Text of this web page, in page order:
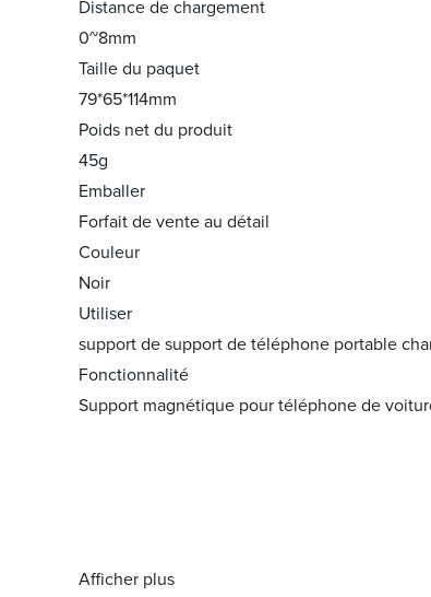
Distance de chargement
0~8mm
Taille du paquet
79*65*114mm
Poids net du produit
45g
Emballer
Forfait de vente au détail
Couleur
Noir
Utiliser
support de support de téléphone portable
Fonctionnalité
Support magnétique pour téléphone de
Afficher plus